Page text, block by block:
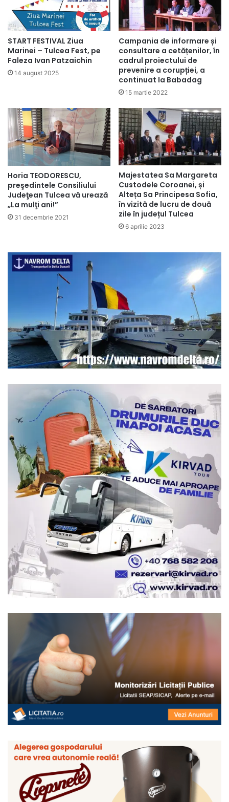
START FESTIVAL Ziua
Marinei – Tulcea Fest, pe
Faleza Ivan Patzaichin
14 august 2025
Campania de informare și
consultare a cetățenilor, în
cadrul proiectului de
prevenire a corupției, a
continuat la Babadag
15 martie 2022
Horia TEODORESCU,
preşedintele Consiliului
Judeţean Tulcea vă urează
„La mulţi ani!”
31 decembrie 2021
Majestatea Sa Margareta
Custodele Coroanei, și
Alteța Sa Principesa Sofia,
în vizită de lucru de două
zile în județul Tulcea
6 aprilie 2023